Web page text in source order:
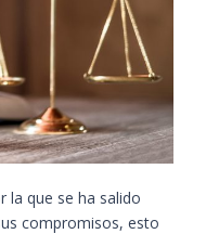
la que se ha salido
compromisos, esto